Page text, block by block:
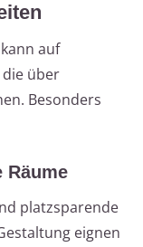
auf
über
Besonders
Räume
platzsparende
eignen